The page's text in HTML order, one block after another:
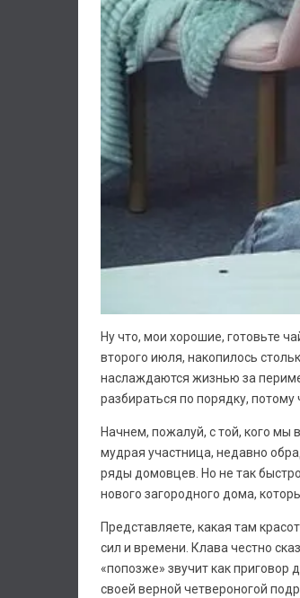
Ну что, мои хорошие, готовьте
второго июля, накопилось
наслаждаются жизнью за
разбираться по порядку, потому
Начнем, пожалуй, с той, кого мы
мудрая участница, недавно
ряды домовцев. Но не так
нового загородного дома,
Представляете, какая там
сил и времени. Клава честно
«попозже» звучит как приговор
своей верной четвероногой